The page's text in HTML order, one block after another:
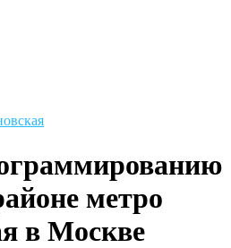
метро
в Москве